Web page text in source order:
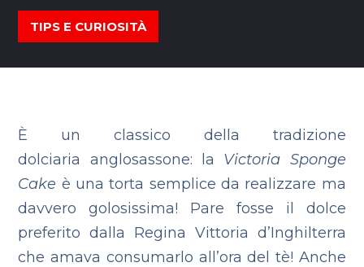
TIPS E CURIOSITÀ
È un classico della tradizione
dolciaria anglosassone: la Victoria Sponge
Cake è una torta semplice da realizzare ma
davvero golosissima! Pare fosse il dolce
preferito dalla Regina Vittoria d’Inghilterra
che amava consumarlo all’ora del tè! Anche